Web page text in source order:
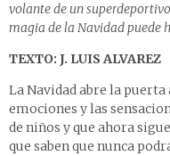
volante de un
magia de la Navidad puede
TEXTO: J. LUIS ALVAREZ
La Navidad abre la
emociones y las
de niños y que ahora
que saben que nunca